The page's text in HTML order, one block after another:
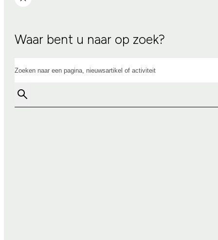
Waar bent u naar op zoek?